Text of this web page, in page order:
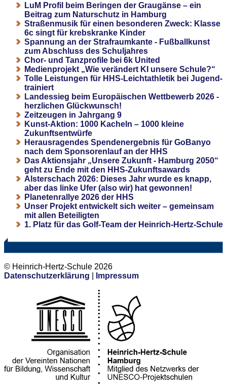
LuM Profil beim Beringen der Graugänse – ein
Beitrag zum Naturschutz in Hamburg
Straßenmusik für einen besonderen Zweck: Klasse
6c singt für krebskranke Kinder
Spannung an der Strafraumkante - Fußballkunst
zum Abschluss des Schuljahres
Chor- und Tanzprofile bei 6k United
Medienprojekt „Wie verändert KI unsere Schule?“
Tolle Leistungen für HHS-Leichtathletik bei Jugend-
trainiert
Landessieg beim Europäischen Wettbewerb 2026 -
herzlichen Glückwunsch!
Zeitzeugen in Jahrgang 9
Kunst-Aktion: 1000 Kacheln – 1000 kleine
Zukunftsentwürfe
Herausragendes Spendenergebnis für GoBanyo
nach dem Sponsorenlauf an der HHS
Das Aktionsjahr „Unsere Zukunft - Hamburg 2050“
geht zu Ende mit den HHS-Zukunftsawards
Alsterschach 2026: Dieses Jahr wurde es knapp,
aber das linke Ufer (also wir) hat gewonnen!
Planetenrallye 2026 der HHS
Unser Projekt entwickelt sich weiter – gemeinsam
mit allen Beteiligten
1. Platz für das Golf-Team der Heinrich-Hertz-Schule
© Heinrich-Hertz-Schule 2026
Datenschutzerklärung
Impressum